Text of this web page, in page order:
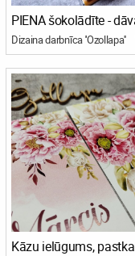
Dizaina darbnīca ''Ozollapa''